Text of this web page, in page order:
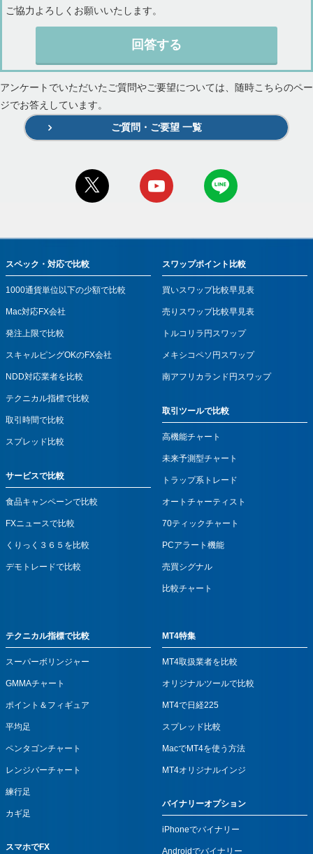
ご協力よろしくお願いいたします。
回答する
アンケートでいただいたご質問やご要望については、随時こちらのペー
ジでお答えしています。
ご質問・ご要望 一覧
スペック・対応で比較
1000通貨単位以下の少額で比較
Mac対応FX会社
発注上限で比較
スキャルピングOKのFX会社
NDD対応業者を比較
テクニカル指標で比較
取引時間で比較
スプレッド比較
サービスで比較
食品キャンペーンで比較
FXニュースで比較
くりっく３６５を比較
デモトレードで比較
スワップポイント比較
買いスワップ比較早見表
売りスワップ比較早見表
トルコリラ円スワップ
メキシコペソ円スワップ
南アフリカランド円スワップ
取引ツールで比較
高機能チャート
未来予測型チャート
トラップ系トレード
オートチャーティスト
70ティックチャート
PCアラート機能
売買シグナル
比較チャート
テクニカル指標で比較
スーパーボリンジャー
GMMAチャート
ポイント＆フィギュア
平均足
ペンタゴンチャート
レンジバーチャート
練行足
カギ足
スマホでFX
MT4特集
MT4取扱業者を比較
オリジナルツールで比較
MT4で日経225
スプレッド比較
MacでMT4を使う方法
MT4オリジナルインジ
バイナリーオプション
iPhoneでバイナリー
Androidでバイナリー